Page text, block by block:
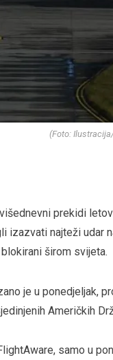
(Foto:
prekidi
izazvati najteži udar
širom svijeta.
je u ponedjeljak,
Američkih
samo u